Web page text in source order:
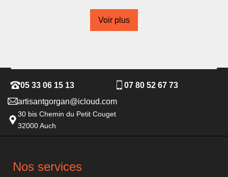
Voir plus
05 33 06 15 13
07 80 52 67 73
artisantgorgan@icloud.com
30 bis Chemin du Petit Couget
32000 Auch
Nos services